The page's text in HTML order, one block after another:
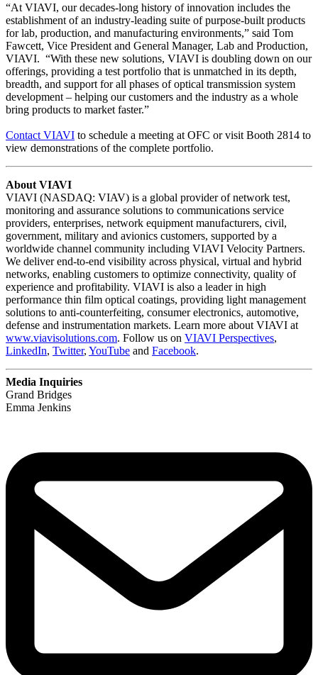
“At VIAVI, our decades-long history of innovation includes the
establishment of an industry-leading suite of purpose-built products
for lab, production, and manufacturing environments,” said Tom
Fawcett, Vice President and General Manager, Lab and Production,
VIAVI. “With these new solutions, VIAVI is doubling down on our
offerings, providing a test portfolio that is unmatched in its depth,
breadth, and support for all phases of optical transmission system
development – helping our customers and the industry as a whole
bring products to market faster.”
Contact VIAVI to schedule a meeting at OFC or visit Booth 2814 to
view demonstrations of the complete portfolio.
About VIAVI
VIAVI (NASDAQ: VIAV) is a global provider of network test,
monitoring and assurance solutions to communications service
providers, enterprises, network equipment manufacturers, civil,
government, military and avionics customers, supported by a
worldwide channel community including VIAVI Velocity Partners.
We deliver end-to-end visibility across physical, virtual and hybrid
networks, enabling customers to optimize connectivity, quality of
experience and profitability. VIAVI is also a leader in high
performance thin film optical coatings, providing light management
solutions to anti-counterfeiting, consumer electronics, automotive,
defense and instrumentation markets. Learn more about VIAVI at
www.viavisolutions.com. Follow us on VIAVI Perspectives,
LinkedIn, Twitter, YouTube and Facebook.
Media Inquiries
Grand Bridges
Emma Jenkins